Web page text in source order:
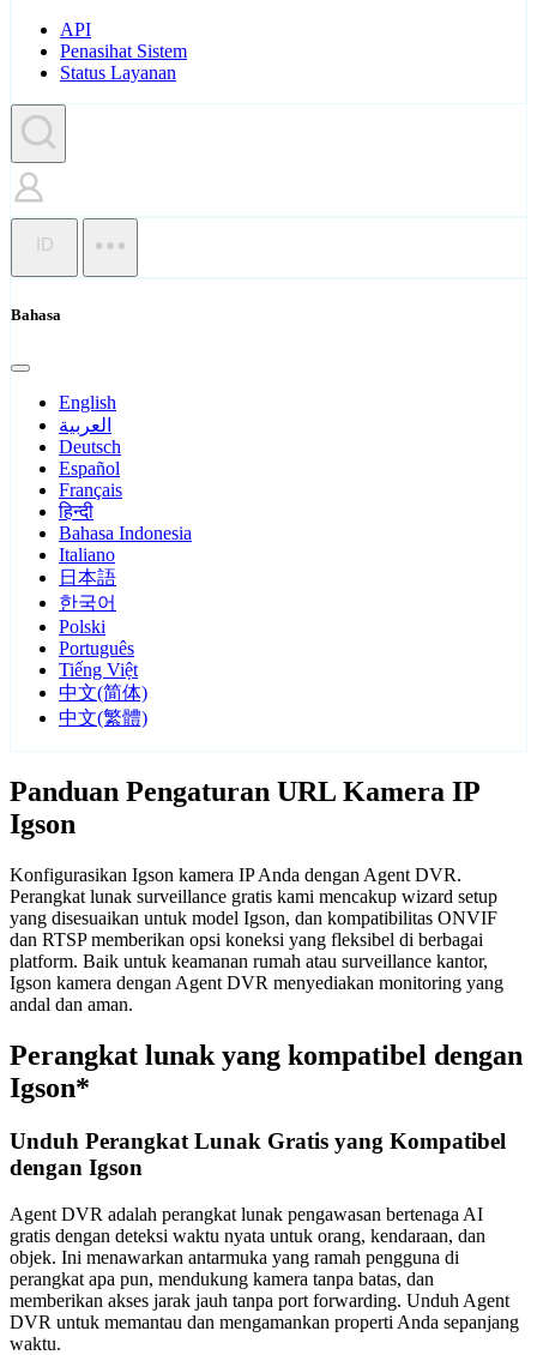
API
Penasihat Sistem
Status Layanan
ID
Bahasa
English
العربية
Deutsch
Español
Français
हिन्दी
Bahasa Indonesia
Italiano
日本語
한국어
Polski
Português
Tiếng Việt
中文(简体)
中文(繁體)
Panduan Pengaturan URL Kamera IP
Igson
Konfigurasikan Igson kamera IP Anda dengan Agent DVR.
Perangkat lunak surveillance gratis kami mencakup wizard setup
yang disesuaikan untuk model Igson, dan kompatibilitas ONVIF
dan RTSP memberikan opsi koneksi yang fleksibel di berbagai
platform. Baik untuk keamanan rumah atau surveillance kantor,
Igson kamera dengan Agent DVR menyediakan monitoring yang
andal dan aman.
Perangkat lunak yang kompatibel dengan
Igson*
Unduh Perangkat Lunak Gratis yang Kompatibel
dengan Igson
Agent DVR adalah perangkat lunak pengawasan bertenaga AI
gratis dengan deteksi waktu nyata untuk orang, kendaraan, dan
objek. Ini menawarkan antarmuka yang ramah pengguna di
perangkat apa pun, mendukung kamera tanpa batas, dan
memberikan akses jarak jauh tanpa port forwarding. Unduh Agent
DVR untuk memantau dan mengamankan properti Anda sepanjang
waktu.